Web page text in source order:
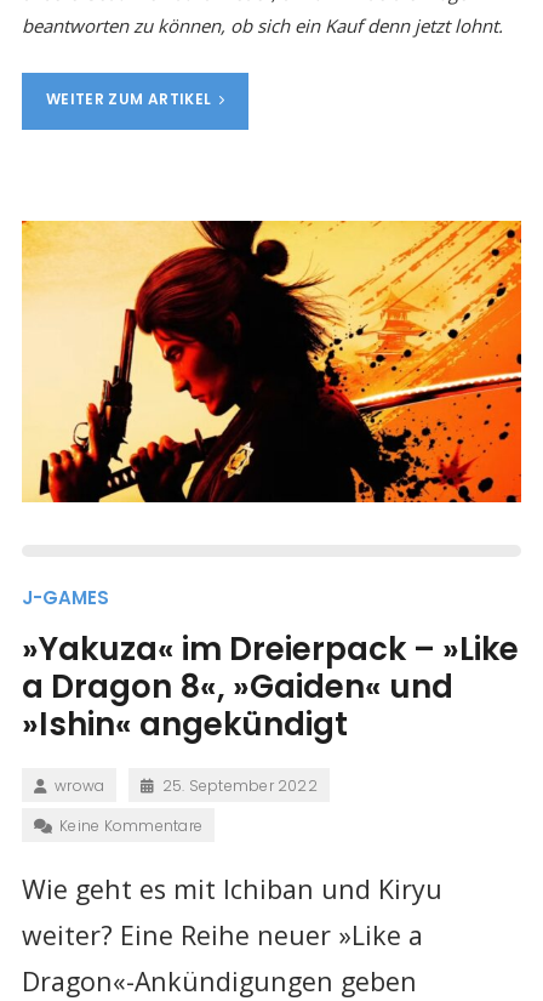
beantworten zu können, ob sich ein Kauf denn jetzt lohnt.
WEITER ZUM ARTIKEL
J-GAMES
»Yakuza« im Dreierpack – »Like
a Dragon 8«, »Gaiden« und
»Ishin« angekündigt
wrowa
25. September 2022
Keine Kommentare
Wie geht es mit Ichiban und Kiryu
weiter? Eine Reihe neuer »Like a
Dragon«-Ankündigungen geben